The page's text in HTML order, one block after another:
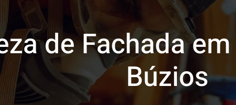
de Fachada
Búzios